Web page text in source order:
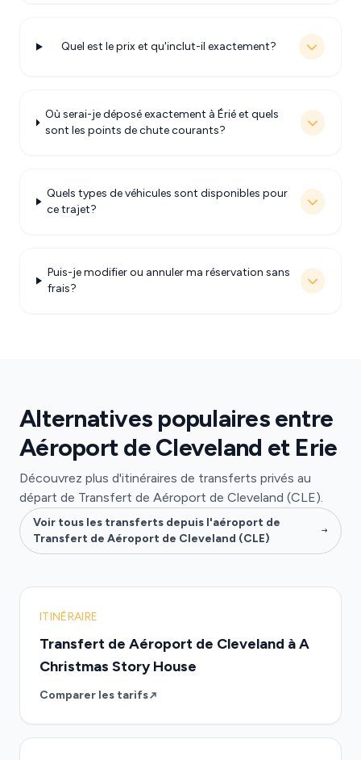
Quel est le prix et qu'inclut-il exactement?
Où serai-je déposé exactement à Érié et quels
sont les points de chute courants?
Quels types de véhicules sont disponibles pour
ce trajet?
Puis-je modifier ou annuler ma réservation sans
frais?
Alternatives populaires entre
Aéroport de Cleveland et Erie
Découvrez plus d'itinéraires de transferts privés au
départ de Transfert de Aéroport de Cleveland (CLE).
Voir tous les transferts depuis l'aéroport de
Transfert de Aéroport de Cleveland (CLE)
ITINÉRAIRE
Transfert de Aéroport de Cleveland à A
Christmas Story House
Comparer les tarifs